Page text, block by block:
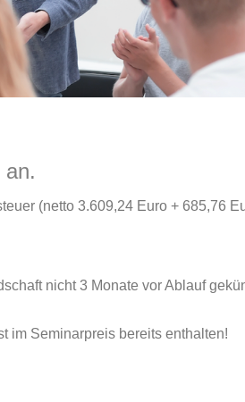
an.
(netto 3.609,24 Euro + 685,76
nicht 3 Monate vor Ablauf
im Seminarpreis bereits enthalten!